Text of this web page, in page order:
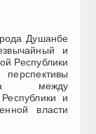
Душанбе
и
Республики
между
и
власти